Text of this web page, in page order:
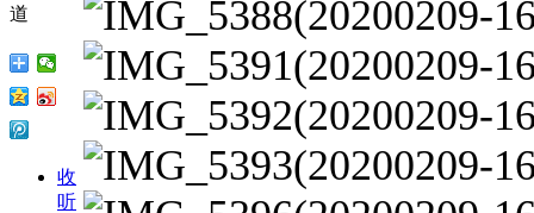
道
收
听